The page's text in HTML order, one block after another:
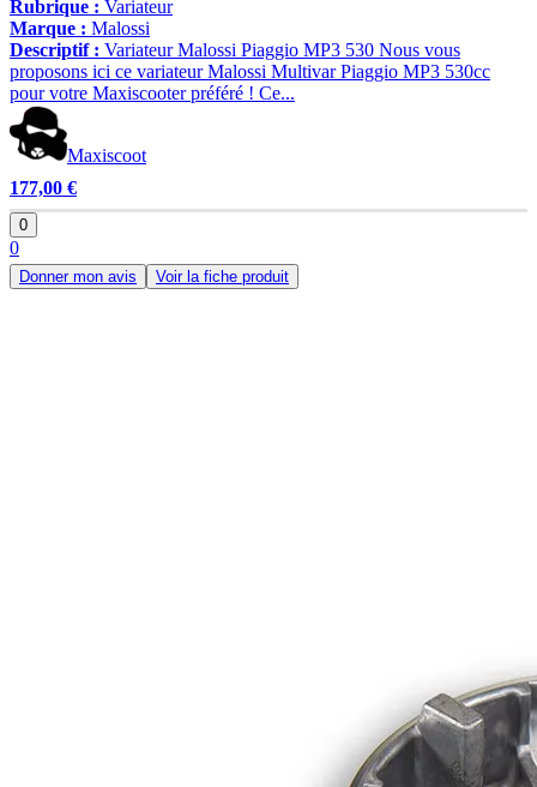
Rubrique : Variateur
Marque : Malossi
Descriptif : Variateur Malossi Piaggio MP3 530 Nous vous
proposons ici ce variateur Malossi Multivar Piaggio MP3 530cc
pour votre Maxiscooter préféré ! Ce...
Maxiscoot
177,00 €
0
0
Donner mon avis Voir la fiche produit